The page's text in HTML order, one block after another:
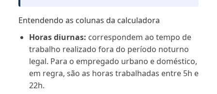
Entendendo as colunas da calculadora
Horas diurnas: correspondem ao tempo de
trabalho realizado fora do período noturno
legal. Para o empregado urbano e doméstico,
em regra, são as horas trabalhadas entre 5h e
22h.